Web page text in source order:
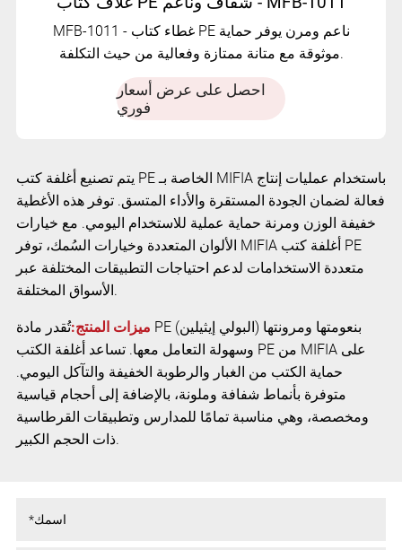
MFB-1011 - غطاء كتاب PE ناعم ومرن يوفر حماية
موثوقة مع متانة ممتازة وفعالية من حيث التكلفة.
احصل على عرض أسعار
فوري
يتم تصنيع أغلفة كتب PE الخاصة بـ MIFIA باستخدام عمليات إنتاج
فعالة لضمان الجودة المستقرة والأداء المتسق. توفر هذه الأغطية
خفيفة الوزن ومرنة حماية عملية للاستخدام اليومي. مع خيارات
الألوان المتعددة وخيارات السُمك، توفر MIFIA أغلفة كتب PE
متعددة الاستخدامات لدعم احتياجات التطبيقات المختلفة عبر
الأسواق المختلفة.
ميزات المنتج:تُقدر مادة PE (البولي إيثيلين) بنعومتها ومرونتها
وسهولة التعامل معها. تساعد أغلفة الكتب PE من MIFIA على
حماية الكتب من الغبار والرطوبة الخفيفة والتآكل اليومي.
متوفرة بأنماط شفافة وملونة، بالإضافة إلى أحجام قياسية
ومخصصة، وهي مناسبة تمامًا للمدارس وتطبيقات القرطاسية
ذات الحجم الكبير.